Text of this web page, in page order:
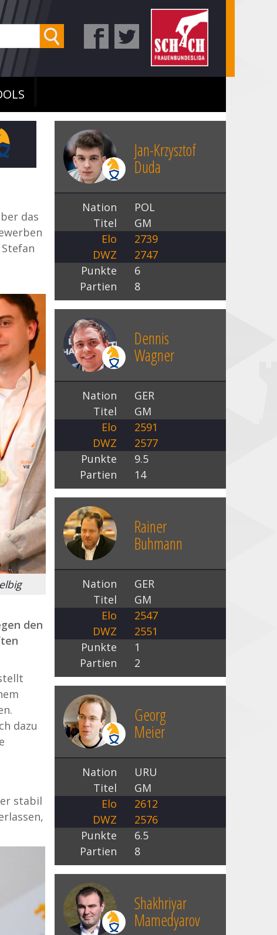
das
den
dazu
stabil
Jan-Krzysztof
Duda
Nation
POL
Titel
GM
Elo
2739
DWZ
2747
Punkte
6
Partien
8
Dennis
Wagner
Nation
GER
Titel
GM
Elo
2591
DWZ
2577
Punkte
9.5
Partien
14
Rainer
Buhmann
Nation
GER
Titel
GM
Elo
2547
DWZ
2551
Punkte
1
Partien
2
Georg
Meier
Nation
URU
Titel
GM
Elo
2612
DWZ
2576
Punkte
6.5
Partien
8
Shakhriyar
Mamedyarov